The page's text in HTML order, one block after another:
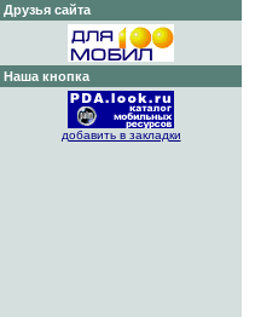
Друзья сайта
Наша кнопка
добавить в закладки